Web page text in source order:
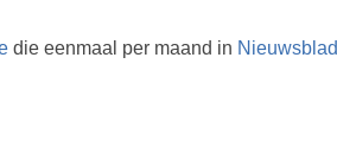
die eenmaal per maand in Nieuwsblad